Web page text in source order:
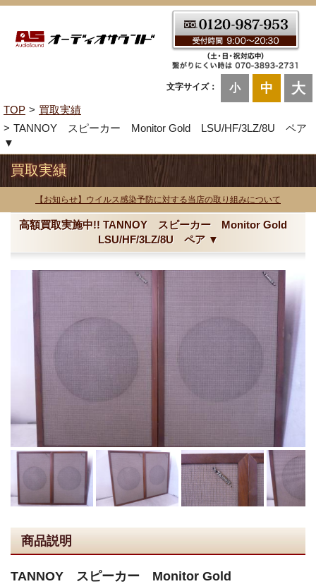
文字サイズ： 小 中 大
TOP
買取実績
TANNOY スピーカー Monitor Gold LSU/HF/3LZ/8U ペア
▼
買取実績
【お知らせ】ウイルス感染予防に対する当店の取り組みについて
高額買取実施中!! TANNOY スピーカー Monitor Gold
LSU/HF/3LZ/8U ペア ▼
商品説明
TANNOY スピーカー Monitor Gold